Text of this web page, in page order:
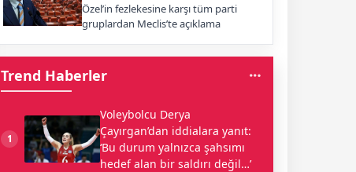
Özel’in fezlekesine karşı tüm parti
gruplardan Meclis’te açıklama
Trend Haberler
1
Voleybolcu Derya
Çayırgan’dan iddialara yanıt:
‘Bu durum yalnızca şahsımı
hedef alan bir saldırı değil…’